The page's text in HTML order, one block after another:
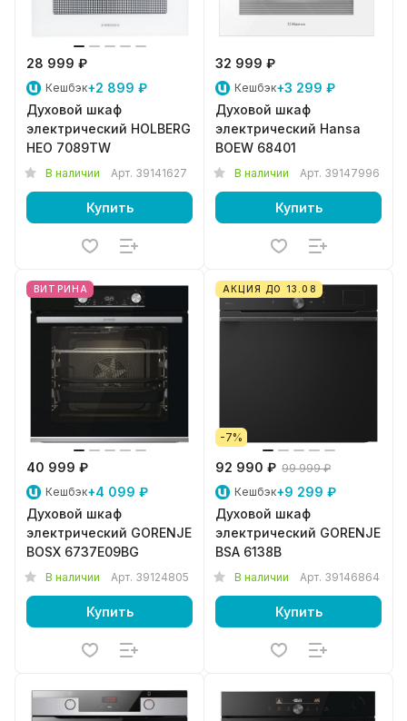
28 999 ₽
Кешбэк+2 899 ₽
Духовой шкаф
электрический HOLBERG
HEO 7089TW
В наличии Арт. 39141627
Купить
32 999 ₽
Кешбэк+3 299 ₽
Духовой шкаф
электрический Hansa
BOEW 68401
В наличии Арт. 39147996
Купить
ВИТРИНА
40 999 ₽
Кешбэк+4 099 ₽
Духовой шкаф
электрический GORENJE
BOSX 6737E09BG
В наличии Арт. 39124805
Купить
АКЦИЯ ДО 13.08
-7%
92 990 ₽ 99 999 ₽
Кешбэк+9 299 ₽
Духовой шкаф
электрический GORENJE
BSA 6138B
В наличии Арт. 39146864
Купить